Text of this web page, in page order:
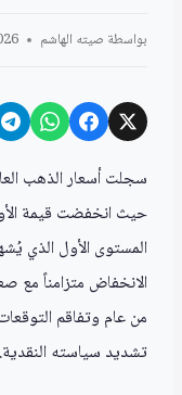
بواسطة صيته الهاشم
سجلت أسعار الذهب
الانخفاض متزامناً مع
من عام وتفاقم
تشديد سياسته النقدية.